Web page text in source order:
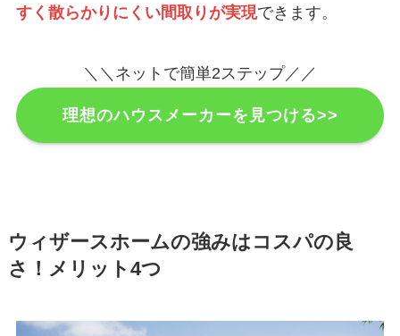
すく散らかりにくい間取りが実現できます。
＼＼ネットで簡単2ステップ／／
理想のハウスメーカーを見つける>>
ウィザースホームの強みはコスパの良
さ！メリット4つ